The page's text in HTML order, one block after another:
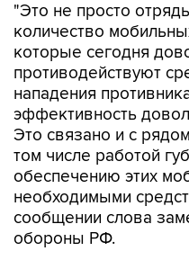
"Это не просто
количество
которые сегодня
противодействуют
нападения
эффективность
Это связано и с
том числе работой
обеспечению этих
необходимыми
сообщении слова
обороны РФ.